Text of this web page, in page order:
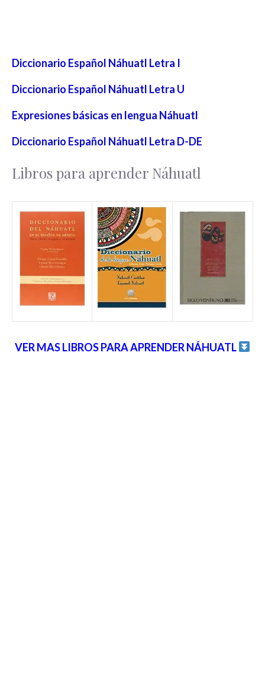
Diccionario Español Náhuatl Letra I
Diccionario Español Náhuatl Letra U
Expresiones básicas en lengua Náhuatl
Diccionario Español Náhuatl Letra D-DE
Libros para aprender Náhuatl
VER MAS LIBROS PARA APRENDER NÁHUATL